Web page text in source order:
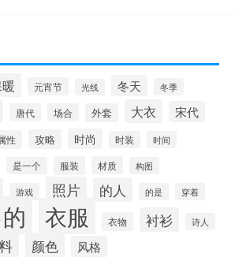
元宵节 光线 冬天 冬季
唐代 场合 外套 大衣 宋代
性 攻略 时尚 时装 时间
是一个 服装 材质 构图
游戏 照片 的人 的是 穿着
衣服 衣物 衬衫 诗人
颜色 风格